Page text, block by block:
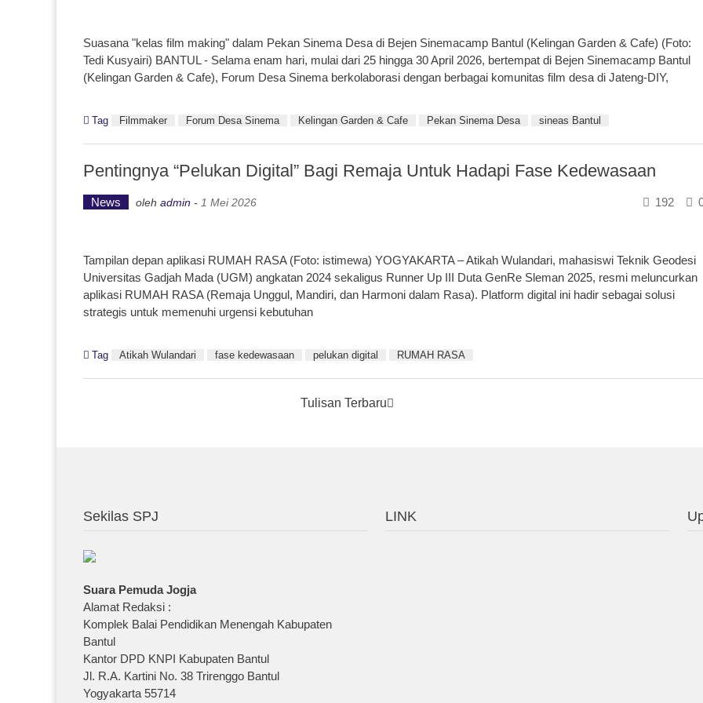
Suasana "kelas film making" dalam Pekan Sinema Desa di Bejen Sinemacamp Bantul (Kelingan Garden & Cafe) (Foto:
Tedi Kusyairi) BANTUL - Selama enam hari, mulai dari 25 hingga 30 April 2026, bertempat di Bejen Sinemacamp Bantul
(Kelingan Garden & Cafe), Forum Desa Sinema berkolaborasi dengan berbagai komunitas film desa di Jateng-DIY,
Tag Filmmaker Forum Desa Sinema Kelingan Garden & Cafe Pekan Sinema Desa sineas Bantul
Pentingnya “Pelukan Digital” Bagi Remaja Untuk Hadapi Fase Kedewasaan
News oleh admin - 1 Mei 2026 192
Tampilan depan aplikasi RUMAH RASA (Foto: istimewa) YOGYAKARTA – Atikah Wulandari, mahasiswi Teknik Geodesi
Universitas Gadjah Mada (UGM) angkatan 2024 sekaligus Runner Up III Duta GenRe Sleman 2025, resmi meluncurkan
aplikasi RUMAH RASA (Remaja Unggul, Mandiri, dan Harmoni dalam Rasa). Platform digital ini hadir sebagai solusi
strategis untuk memenuhi urgensi kebutuhan
Tag Atikah Wulandari fase kedewasaan pelukan digital RUMAH RASA
Tulisan Terbaru
Sekilas SPJ
Suara Pemuda Jogja
Alamat Redaksi :
Komplek Balai Pendidikan Menengah Kabupaten
Bantul
Kantor DPD KNPI Kabupaten Bantul
Jl. R.A. Kartini No. 38 Trirenggo Bantul
Yogyakarta 55714
LINK